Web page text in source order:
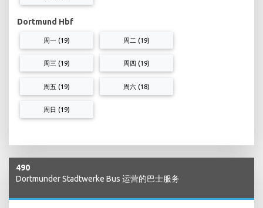
Dortmund Hbf
周一 (19) 周二 (19)
周三 (19) 周四 (19)
周五 (19) 周六 (18)
周日 (19)
490
Dortmunder Stadtwerke Bus 运营的巴士服务